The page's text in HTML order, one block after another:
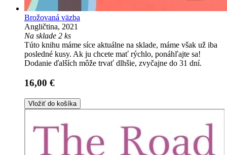
Brožovaná väzba
Angličtina, 2021
Na sklade 2 ks
Túto knihu máme síce aktuálne na sklade, máme však už iba
posledné kusy. Ak ju chcete mať rýchlo, ponáhľajte sa!
Dodanie ďalších môže trvať dlhšie, zvyčajne do 31 dní.
16,00 €
Vložiť do košíka